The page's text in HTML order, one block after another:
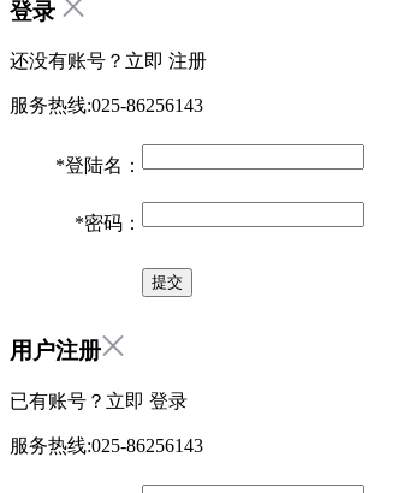
登录
还没有账号？立即 注册
服务热线:025-86256143
*登陆名：
*密码：
用户注册
已有账号？立即 登录
服务热线:025-86256143